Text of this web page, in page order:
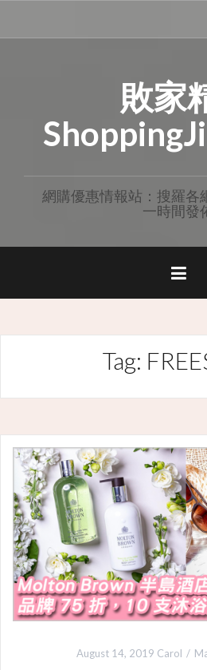
敗家
網購優惠情報站：搜羅各
一時間發
Tag:
August 14, 2019 Carol